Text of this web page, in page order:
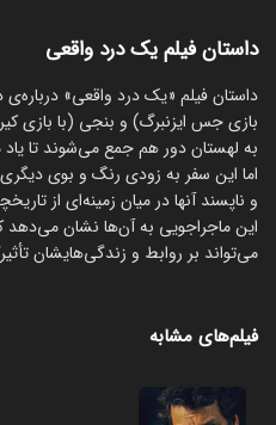
داستان فیلم یک درد واقعی
داستان فیلم «یک درد واقعی» درباره‌ی
بازی جس ایزنبرگ) و بنجی (با بازی
به لهستان دور هم جمع می‌شوند تا یاد
اما این سفر به زودی رنگ و بوی
و ناپسند آنها در میان زمینه‌ای از
این ماجراجویی به آن‌ها نشان می‌دهد
می‌تواند بر روابط و زندگی‌هایشان
فیلم‌های مشابه